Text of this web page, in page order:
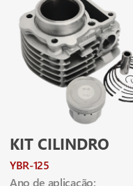
KIT CILINDRO
YBR-125
Ano de aplicação: